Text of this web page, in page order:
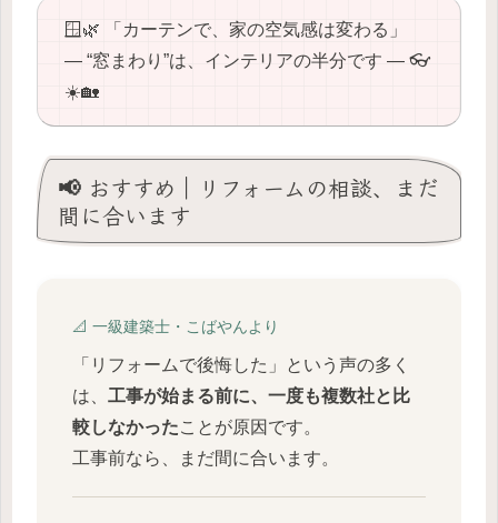
🪟🌿 「カーテンで、家の空気感は変わる」
― “窓まわり”は、インテリアの半分です ― 👓
☀️🏡
📢 おすすめ｜リフォームの相談、まだ
間に合います
📐 一級建築士・こばやんより
「リフォームで後悔した」という声の多く
は、 工事が始まる前に、一度も複数社と比
較しなかったことが原因です。
工事前なら、まだ間に合います。